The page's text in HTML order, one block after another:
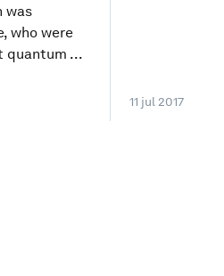
was
who were
quantum ...
11 jul 2017